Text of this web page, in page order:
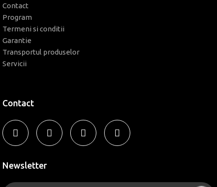
Contact
Program
Termeni si conditii
Garantie
Transportul produselor
Servicii
Contact
Newsletter